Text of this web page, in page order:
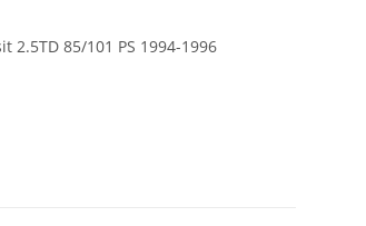
2.5TD 85/101 PS 1994-1996